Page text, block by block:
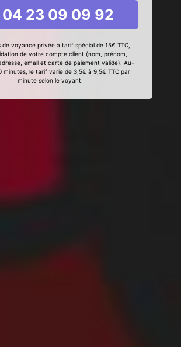
23 09 09 92
de voyance privée à tarif spécial de 15€ TTC,
de votre compte client (nom, prénom,
email et carte de paiement valide). Au-
minutes, le tarif varie de 3,5€ à 9,5€ TTC par
minute selon le voyant.